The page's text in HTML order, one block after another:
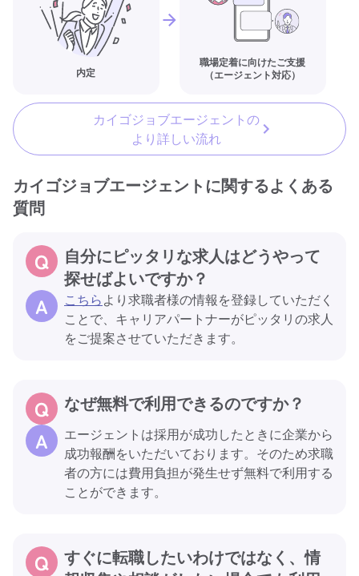
内定
職場定着に向けたご支援
（エージェント対応）
カイゴジョブエージェントの
より詳しい流れ
カイゴジョブエージェントに関するよくある
質問
自分にピッタリな求人はどうやって
探せばよいですか？
こちらより求職者様の情報を登録していただく
ことで、キャリアパートナーがピッタリの求人
をご提案させていただきます。
なぜ無料で利用できるのですか？
エージェントは採用が成功したときに企業から
成功報酬をいただいております。そのため求職
者の方には費用負担が発生せず無料で利用する
ことができます。
すぐに転職したいわけではなく、情